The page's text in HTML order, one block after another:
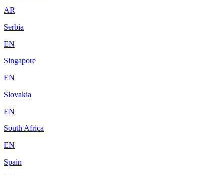
AR
Serbia
EN
Singapore
EN
Slovakia
EN
South Africa
EN
Spain